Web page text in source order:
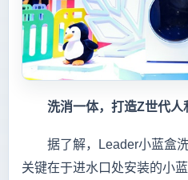
洗消一体，打造Z世代人
据了解，Leader小蓝盒洗
关键在于进水口处安装的小